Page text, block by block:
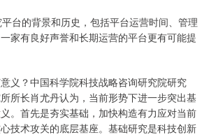
台的背景和历史，包括平台运营时间、管理
家有良好声誉和长期运营的平台更有可能提
？中国科学院科技战略咨询研究院研究
所长肖尤丹认为，当前形势下进一步突出基
。首先是夯实基础，加快构造有力应对当前
技术攻关的底层基座。基础研究是科技创新